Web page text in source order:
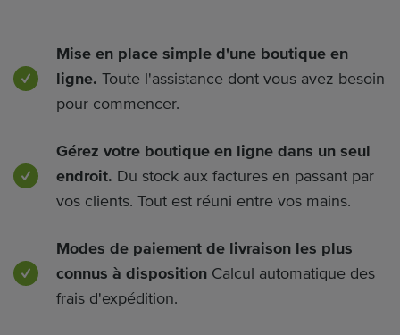
Mise en place simple d'une boutique en
ligne. Toute l'assistance dont vous avez besoin
pour commencer.
Gérez votre boutique en ligne dans un seul
endroit. Du stock aux factures en passant par
vos clients. Tout est réuni entre vos mains.
Modes de paiement de livraison les plus
connus à disposition Calcul automatique des
frais d'expédition.